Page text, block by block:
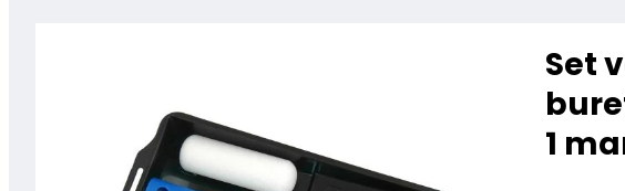
Camioane
Set
1